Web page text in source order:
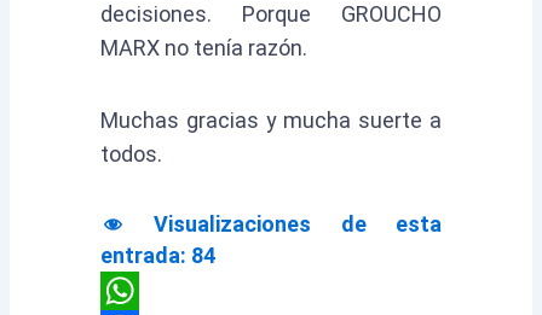
decisiones. Porque GROUCHO
MARX no tenía razón.
Muchas gracias y mucha suerte a
todos.
Visualizaciones de esta
entrada: 84